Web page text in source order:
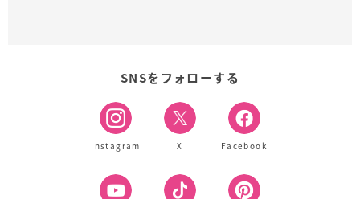
SNSをフォローする
Instagram X Facebook